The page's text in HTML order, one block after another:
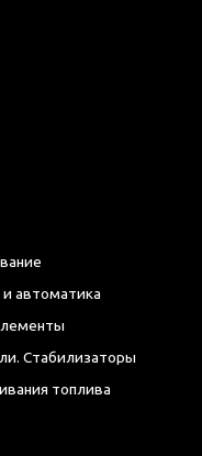
автоматика
Стабилизаторы
топлива